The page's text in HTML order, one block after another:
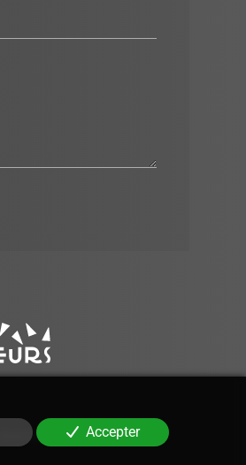
Annotations juridiques
Accepter